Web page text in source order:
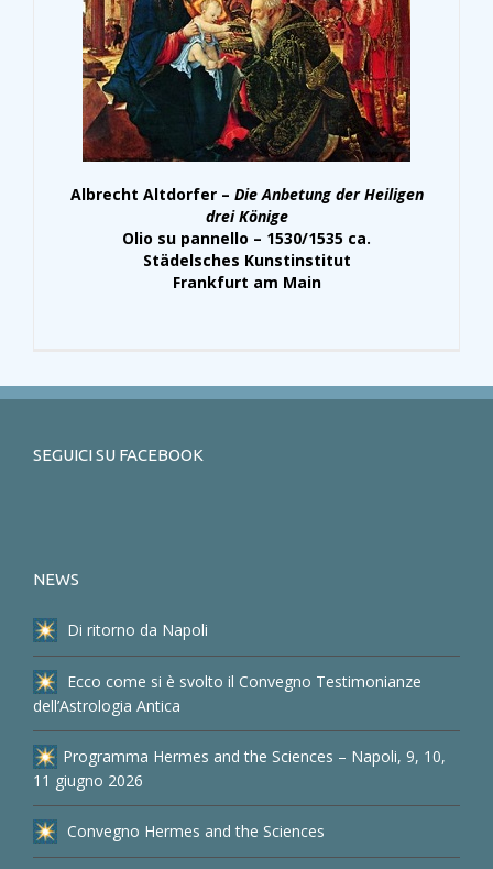
Albrecht Altdorfer – Die Anbetung der Heiligen
drei Könige
Olio su pannello – 1530/1535 ca.
Städelsches Kunstinstitut
Frankfurt am Main
SEGUICI SU FACEBOOK
NEWS
Di ritorno da Napoli
Ecco come si è svolto il Convegno Testimonianze
dell’Astrologia Antica
Programma Hermes and the Sciences – Napoli, 9, 10,
11 giugno 2026
Convegno Hermes and the Sciences